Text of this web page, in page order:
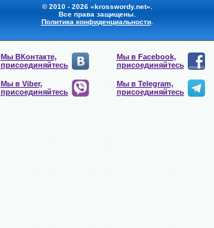
© 2010 - 2026 «krosswordy.net».
Все права защищены.
Политика конфиденциальности.
Мы ВКонтакте,
присоединяйтесь
Мы в Facebook,
присоединяйтесь
Мы в Viber,
присоединяйтесь
Мы в Telegram,
присоединяйтесь